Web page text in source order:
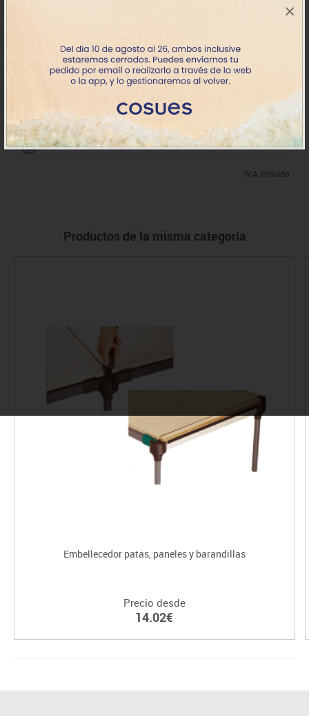
×
+7 días
76816
Pata 60 cm
+7 días
39.81€
IVA incluido
Productos de la misma categoría
Embellecedor patas, paneles y barandillas
Precio desde
14.02€